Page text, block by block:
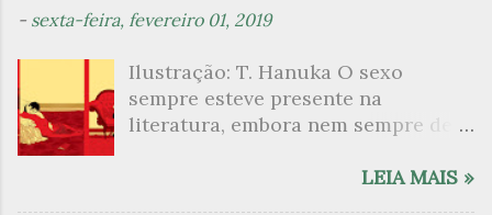
t
i
o
- sexta-feira, fevereiro 01, 2019
Ilustração: T. Hanuka O sexo
sempre esteve presente na
literatura, embora nem sempre de
que mergulharam em sua própria
LEIA MAIS »